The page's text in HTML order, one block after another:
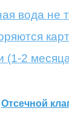
вода не
(1-2
Отсечной